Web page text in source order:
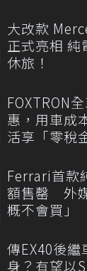
大改款
正式亮相 純
休旅！
FOXTRON
惠，用車成
活享「零稅
Ferrari首款
額售罄 外
概不會買」
傳EX40後
身？有望以